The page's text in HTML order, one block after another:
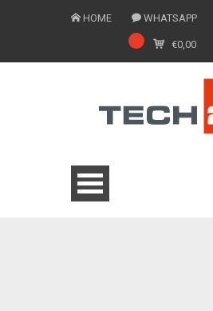
HOME WHATSAPP
€0,00